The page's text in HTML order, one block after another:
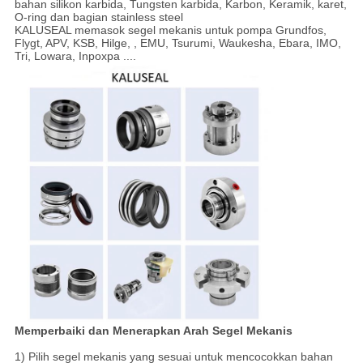
bahan silikon karbida, Tungsten karbida, Karbon, Keramik, karet,
O-ring dan bagian stainless steel
KALUSEAL memasok segel mekanis untuk pompa Grundfos,
Flygt, APV, KSB, Hilge, , EMU, Tsurumi, Waukesha, Ebara, IMO,
Tri, Lowara, Inpoxpa ....
Memperbaiki dan Menerapkan Arah Segel Mekanis
1) Pilih segel mekanis yang sesuai untuk mencocokkan bahan